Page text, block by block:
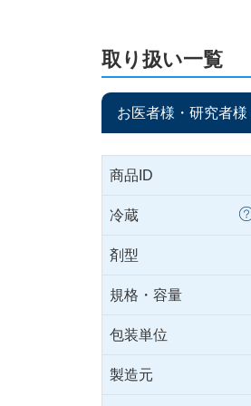
取り扱い一覧
お医者様・研究者様
商品ID
冷蔵
剤型
規格・容量
包装単位
製造元